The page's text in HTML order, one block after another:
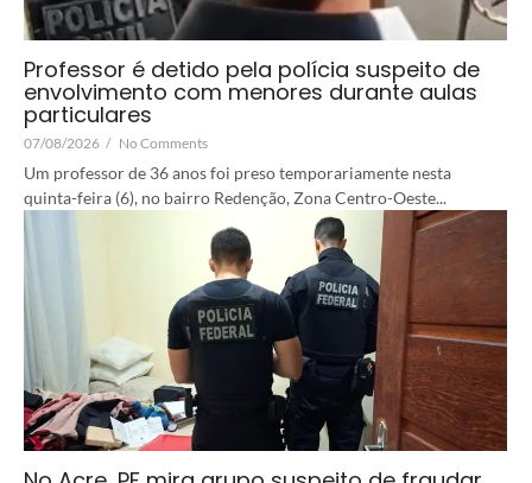
Professor é detido pela polícia suspeito de
envolvimento com menores durante aulas
particulares
07/08/2026 / No Comments
Um professor de 36 anos foi preso temporariamente nesta
quinta-feira (6), no bairro Redenção, Zona Centro-Oeste...